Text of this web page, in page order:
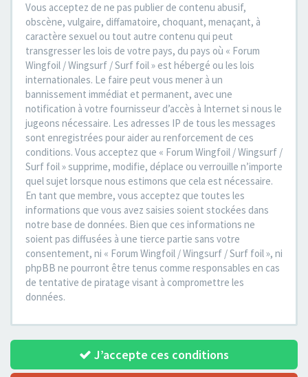
Vous acceptez de ne pas publier de contenu abusif,
obscène, vulgaire, diffamatoire, choquant, menaçant, à
caractère sexuel ou tout autre contenu qui peut
transgresser les lois de votre pays, du pays où « Forum
Wingfoil / Wingsurf / Surf foil » est hébergé ou les lois
internationales. Le faire peut vous mener à un
bannissement immédiat et permanent, avec une
notification à votre fournisseur d’accès à Internet si nous le
jugeons nécessaire. Les adresses IP de tous les messages
sont enregistrées pour aider au renforcement de ces
conditions. Vous acceptez que « Forum Wingfoil / Wingsurf /
Surf foil » supprime, modifie, déplace ou verrouille n’importe
quel sujet lorsque nous estimons que cela est nécessaire.
En tant que membre, vous acceptez que toutes les
informations que vous avez saisies soient stockées dans
notre base de données. Bien que ces informations ne
soient pas diffusées à une tierce partie sans votre
consentement, ni « Forum Wingfoil / Wingsurf / Surf foil », ni
phpBB ne pourront être tenus comme responsables en cas
de tentative de piratage visant à compromettre les
données.
J’accepte ces conditions